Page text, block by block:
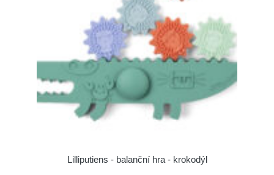
Lilliputiens - balanční hra - krokodýl